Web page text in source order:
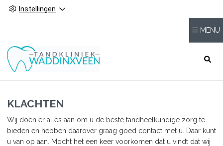
Instellingen
MENU
KLACHTEN
Wij doen er alles aan om u de beste tandheelkundige zorg te
bieden en hebben daarover graag goed contact met u. Daar kunt
u van op aan. Mocht het een keer voorkomen dat u vindt dat wij